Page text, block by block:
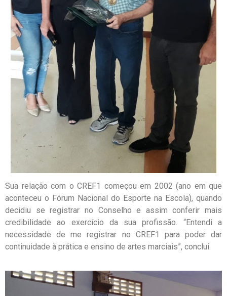
Sua relação com o CREF1 começou em 2002 (ano em que
aconteceu o Fórum Nacional do Esporte na Escola), quando
decidiu se registrar no Conselho e assim conferir mais
credibilidade ao exercício da sua profissão. “Entendi a
necessidade de me registrar no CREF1 para poder dar
continuidade à prática e ensino de artes marciais”, conclui.